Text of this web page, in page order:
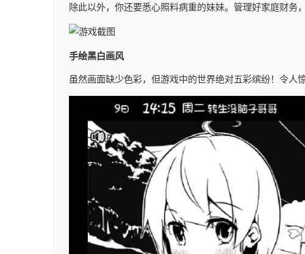
除此以外，你还要悉心照料病重的妹妹。管理好家庭财
手绘黑白画风
虽然画面缺少色彩，但游戏中的世界绝对五彩缤纷！令人